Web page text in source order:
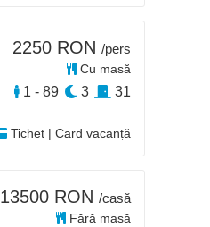
Tichet | Card vacanță
2250 RON /pers
Cu masă
1 - 89 3 31
13500 RON /casă
Fără masă